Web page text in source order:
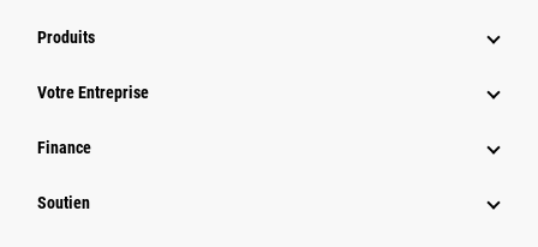
Produits
Votre Entreprise
Finance
Soutien